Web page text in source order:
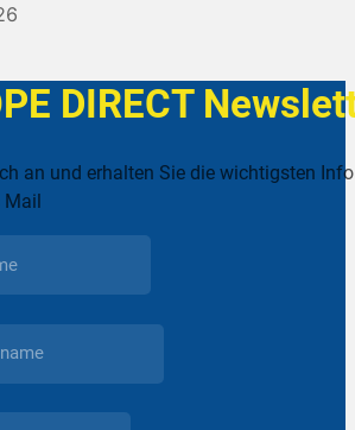
DIRECT
an und erhalten Sie die wichtigsten